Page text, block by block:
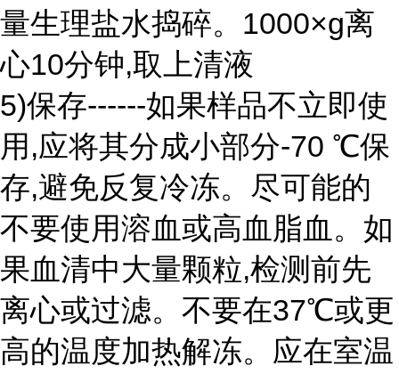
量生理盐水捣碎。1000×g离
心10分钟,取上清液
5)保存------如果样品不立即使
用,应将其分成小部分-70 ℃保
存,避免反复冷冻。尽可能的
不要使用溶血或高血脂血。如
果血清中大量颗粒,检测前先
离心或过滤。不要在37℃或更
高的温度加热解冻。应在室温